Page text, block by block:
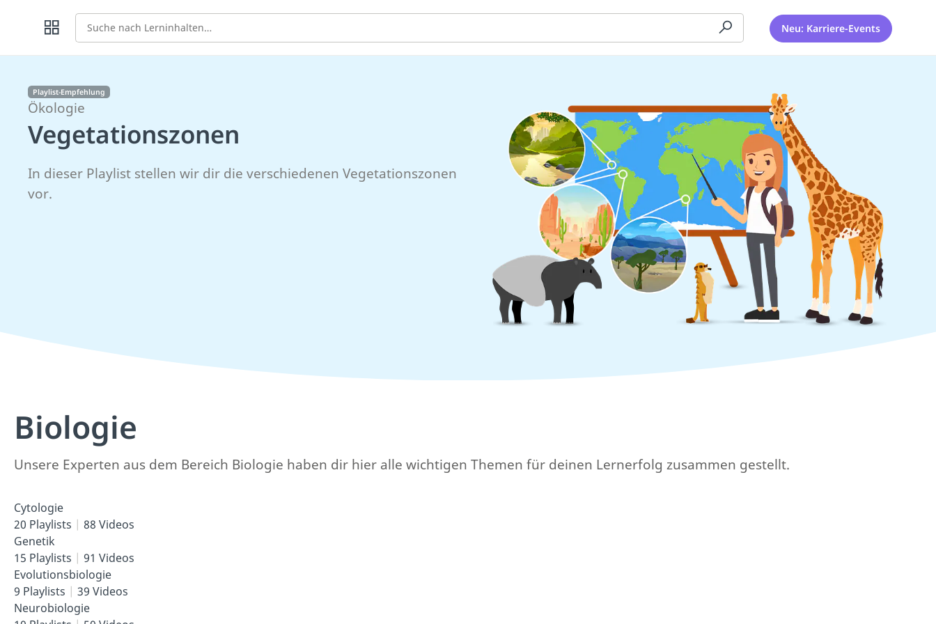
Suche Neu: Karriere-Events
Playlist-Empfehlung
Ökologie
Vegetationszonen
In dieser Playlist stellen wir dir die verschiedenen Vegetationszonen
vor.
Biologie
Unsere Experten aus dem Bereich Biologie haben dir hier alle wichtigen Themen für deinen Lernerfolg zusammen gestellt.
Cytologie
20 Playlists
88 Videos
Genetik
15 Playlists
91 Videos
Evolutionsbiologie
9 Playlists
39 Videos
Neurobiologie